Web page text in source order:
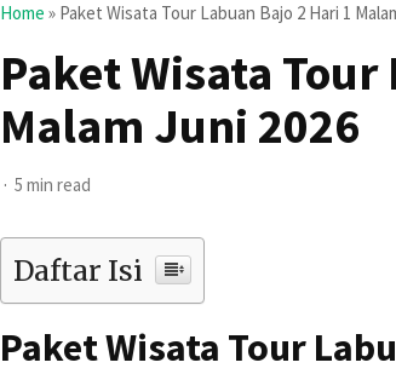
Home » Paket Wisata Tour Labuan Bajo 2 Hari 1
Paket Wisata
Malam Juni 2026
5 min read
Daftar Isi
Paket Wisata Tour